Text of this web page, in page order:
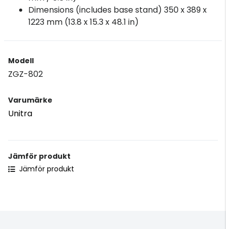
Dimensions (includes base stand) 350 x 389 x
1223 mm (13.8 x 15.3 x 48.1 in)
Modell
ZGZ-802
Varumärke
Unitra
Jämför produkt
Jämför produkt